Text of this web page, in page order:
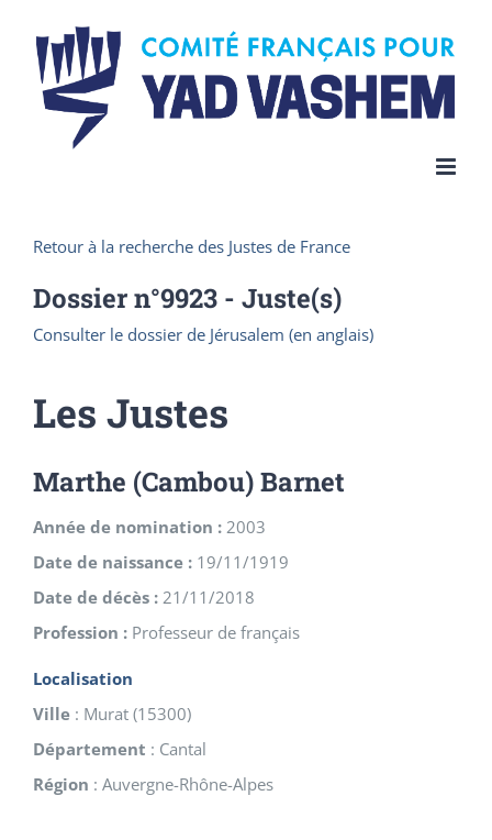
content
Retour à la recherche des Justes de France
Dossier n°9923 - Juste(s)
Consulter le dossier de Jérusalem (en anglais)
Les Justes
Marthe (Cambou) Barnet
Année de nomination : 2003
Date de naissance : 19/11/1919
Date de décès : 21/11/2018
Profession : Professeur de français
Localisation
Ville : Murat (15300)
Département : Cantal
Région : Auvergne-Rhône-Alpes